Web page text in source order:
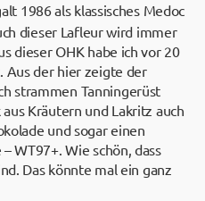
1986 als klassisches Medoc
dieser Lafleur wird immer
dieser OHK habe ich vor 20
Aus der hier zeigte der
strammen Tanningerüst
Kräutern und Lakritz auch
und sogar einen
WT97+. Wie schön, dass
Das könnte mal ein ganz